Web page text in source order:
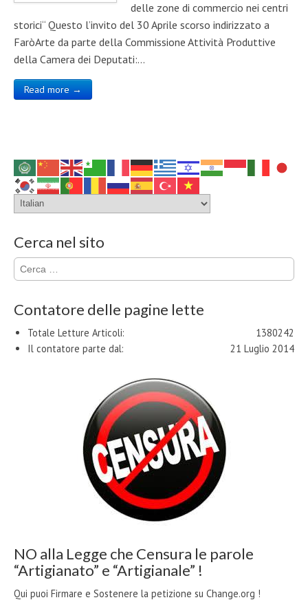
delle zone di commercio nei centri
storici“ Questo l’invito del 30 Aprile scorso indirizzato a
FaròArte da parte della Commissione Attività Produttive
della Camera dei Deputati:…
Read more →
Cerca nel sito
Ricerca
per:
Contatore delle pagine lette
1380242
Totale Letture Articoli:
21 Luglio 2014
Il contatore parte dal:
NO alla Legge che Censura le parole
“Artigianato” e “Artigianale” !
Qui puoi Firmare e Sostenere la petizione su Change.org !